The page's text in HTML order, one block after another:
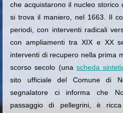
che acquistarono il nucleo storico
si trova il maniero, nel 1663. Il
periodi, con interventi radicali
con ampliamenti tra XIX e XX
interventi di recupero nella prima
scorso secolo (unascheda
sito ufficiale del Comune di
segnalatore ci informa che
passaggio di pellegrini, è